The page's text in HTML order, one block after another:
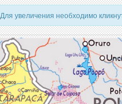
Для увеличения необходимо